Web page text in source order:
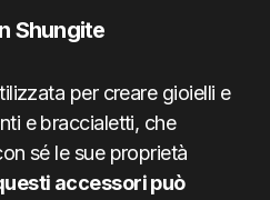
Shungite
per creare gioielli e
e braccialetti, che
sé le sue proprietà
accessori può